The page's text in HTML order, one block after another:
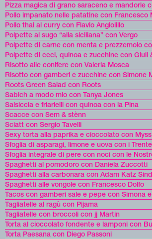
Pizza magica di grano saraceno e mandorle
Pollo impanato nelle patatine con Francesco
Pollo thai al curry con Flavio Angiolillo
Polpette al sugo “alla siciliana” con Vergo
Polpette di carne con menta e prezzemolo
Polpette di ceci, quinoa e zucchine con Giuli
Risotto alle conifere con Valeria Mosca
Risotto con gamberi e zucchine con Simone
Roots Green Salad con Roots
Sabich a modo mio con Tanya Jones
Salsiccia e friarielli con quinoa con la Pina
Scacce con Sem & stènn
Sciatt con Sergio Tavelli
Sexy torta alla paprika e cioccolato con
Sfoglia di asparagi, limone e uova con i
Sfoglia integrale di pere con noci con le
Spaghetti al pomodoro con Daniela Zuccotti
Spaghetti alla carbonara con Adam Katz
Spaghetti alle vongole con Francesco Dolfo
Tacos con gamberi sale e pepe con Simona
Tagliatelle al ragù con Pijama
Tagliatelle con broccoli con jj Martin
Torta al cioccolato fondente e lamponi con
Torta Paesana con Diego Passoni